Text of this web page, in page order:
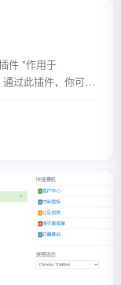
件 *作用于
过此插件，你可以